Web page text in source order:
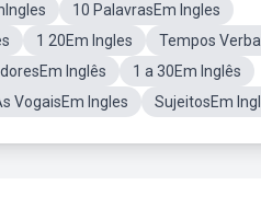
10 PalavrasEm Ingles
1 20Em Ingles Tempos
Inglês
1 a 30Em Inglês
VogaisEm Ingles SujeitosEm